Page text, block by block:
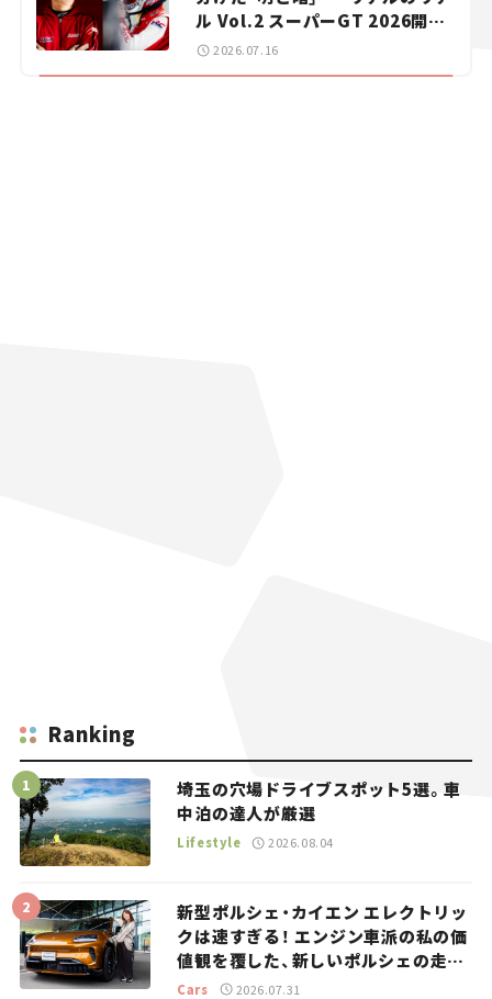
ル Vol.2 スーパーGT 2026開幕
戦 岡山国際サーキット
2026.07.16
Ranking
埼玉の穴場ドライブスポット5選。車
中泊の達人が厳選
Lifestyle 2026.08.04
新型ポルシェ・カイエン エレクトリッ
クは速すぎる！ エンジン車派の私の価
値観を覆した、新しいポルシェの走
り。
Cars 2026.07.31